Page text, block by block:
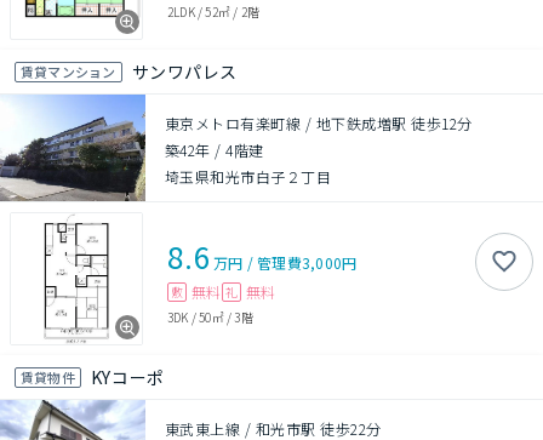
2LDK/52㎡ / 2階
賃貸マンション サンワパレス
東京メトロ有楽町線 / 地下鉄成増駅 徒歩12分
築42年 /4階建
埼玉県和光市白子２丁目
8.6 万円 /管理費3,000円
敷 無料 礼 無料
3DK /50㎡/3階
賃貸物件 KYコーポ
東武東上線 / 和光市駅 徒歩22分